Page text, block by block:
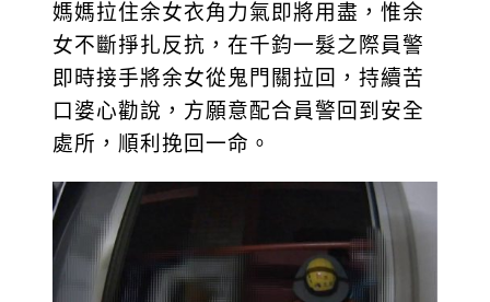
媽媽拉住余女衣角力氣即將用盡，惟余
女不斷掙扎反抗，在千鈞一髮之際員警
即時接手將余女從鬼門關拉回，持續苦
口婆心勸說，方願意配合員警回到安全
處所，順利挽回一命。